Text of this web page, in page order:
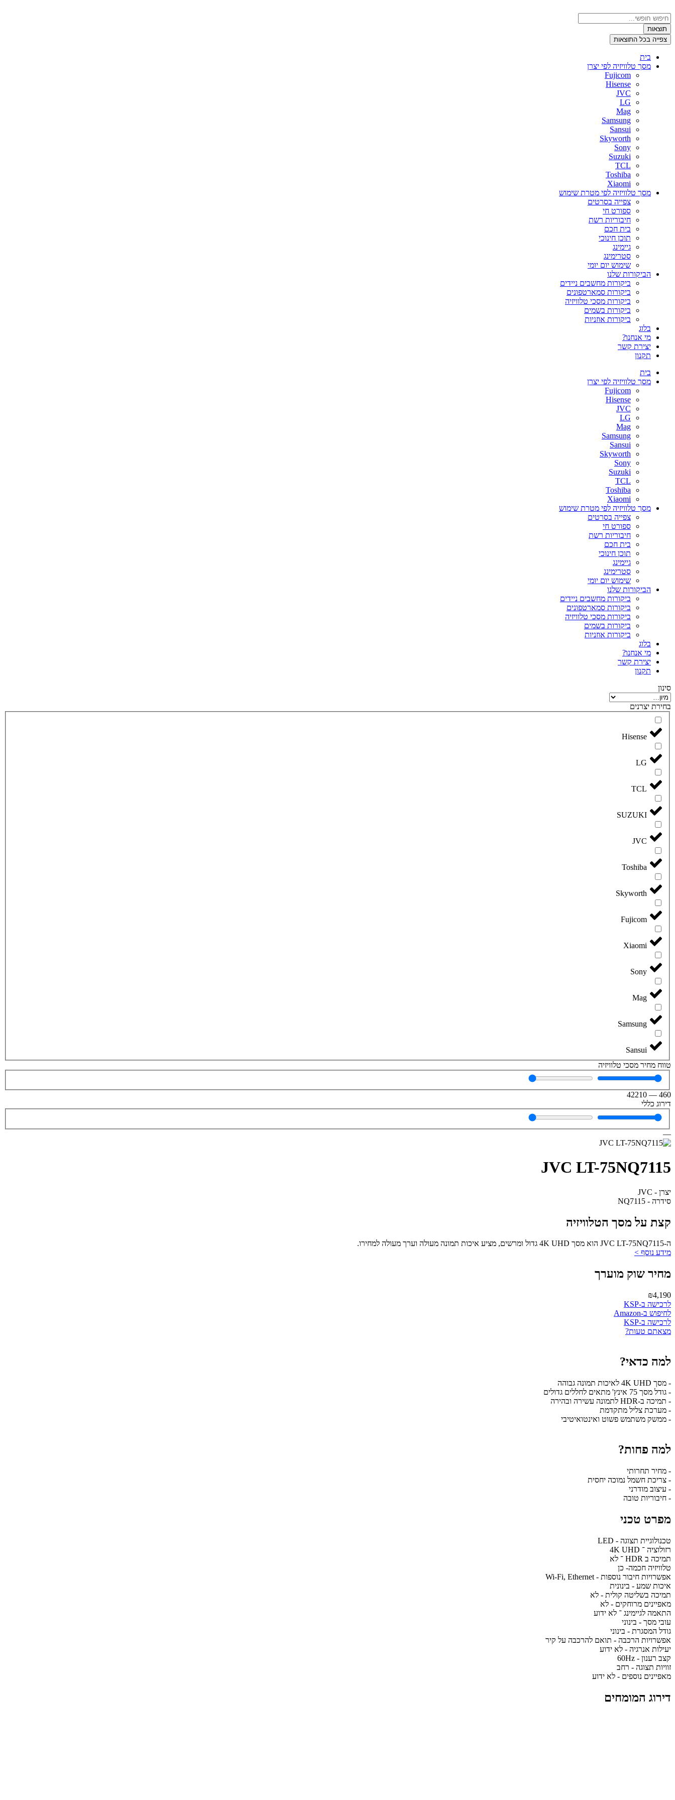
לתוכן
Search
...תוצאות
צפייה בכל התוצאות
בית
מסך טלוויזיה לפי יצרן
Fujicom
Hisense
JVC
LG
Mag
Samsung
Sansui
Skyworth
Sony
Suzuki
TCL
Toshiba
Xiaomi
מסך טלוויזיה לפי מטרת שימוש
צפייה בסרטים
ספורט חי
חיבוריות רשת
בית חכם
תוכן חינוכי
גיימינג
סטרימינג
שימוש יום יומי
הביקורות שלנו
ביקורות מחשבים ניידים
ביקורות סמארטפונים
ביקורות מסכי טלוויזיה
ביקורות בשמים
ביקורות אוזניות
בלוג
מי אנחנו?
יצירת קשר
תקנון
בית
מסך טלוויזיה לפי יצרן
Fujicom
Hisense
JVC
LG
Mag
Samsung
Sansui
Skyworth
Sony
Suzuki
TCL
Toshiba
Xiaomi
מסך טלוויזיה לפי מטרת שימוש
צפייה בסרטים
ספורט חי
חיבוריות רשת
בית חכם
תוכן חינוכי
גיימינג
סטרימינג
שימוש יום יומי
הביקורות שלנו
ביקורות מחשבים ניידים
ביקורות סמארטפונים
ביקורות מסכי טלוויזיה
ביקורות בשמים
ביקורות אוזניות
בלוג
מי אנחנו?
יצירת קשר
תקנון
סינון
בחירת יצרנים
Hisense
LG
TCL
SUZUKI
JVC
Toshiba
Skyworth
Fujicom
Xiaomi
Sony
Mag
Samsung
Sansui
טווח מחיר מסכי טלוויזיה
460
—
42210
דירוג כללי
—
JVC LT-75NQ7115
יצרן - JVC
סידרה - NQ7115
קצת על מסך הטלוויזיה
ה-JVC LT-75NQ7115 הוא מסך 4K UHD גדול ומרשים, מציע איכות תמונה מעולה וערך מעולה למחירו.
מידע נוסף >
מחיר שוק מוערך
₪4,190
לרכישה ב-KSP
לחיפוש ב-Amazon
לרכישה ב-KSP
מצאתם טעות?
למה כדאי?
- מסך 4K UHD לאיכות תמונה גבוהה
- גודל מסך 75 אינץ' מתאים לחללים גדולים
- תמיכה ב-HDR לתמונה עשירה ובהירה
- מערכת צליל מתקדמת
- ממשק משתמש פשוט ואינטואיטיבי
למה פחות?
- מחיר תחרותי
- צריכת חשמל נמוכה יחסית
- עיצוב מודרני
- חיבוריות טובה
מפרט טכני
טכנולוגיית תצוגה - LED
רזולוציה ־ 4K UHD
תמיכה ב HDR ־ לא
טלוויזיה חכמה- כן
אפשרויות חיבור נוספות - Wi-Fi, Ethernet
איכות שמע - בינונית
תמיכה בשליטה קולית - לא
מאפיינים מרוחקים - לא
התאמה לגיימינג ־ לא ידוע
עובי מסך - בינוני
גודל המסגרת - בינוני
אפשרויות הרכבה - תואם להרכבה על קיר
יעילות אנרגיה - לא ידוע
קצב רענון - 60Hz
זוויות תצוגה - רחב
מאפיינים נוספים - לא ידוע
דירוג המומחים